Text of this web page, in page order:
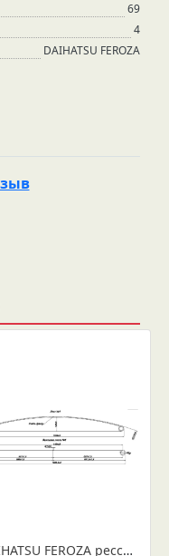
69
4
DAIHATSU FEROZA
DAIHATSU FEROZA рессора задняя лист №1 (Арт. IR 29-26-01)